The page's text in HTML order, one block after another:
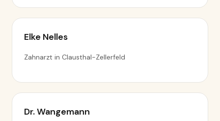
Elke Nelles
Zahnarzt in Clausthal-Zellerfeld
Dr. Wangemann